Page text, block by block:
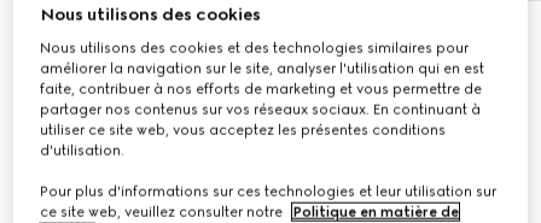
Montre GUCCI 25H, 38 mm
CHF 1,700
Nous utilisons des cookies
Nous utilisons des cookies et des technologies similaires pour
améliorer la navigation sur le site, analyser l'utilisation qui en est
faite, contribuer à nos efforts de marketing et vous permettre de
partager nos contenus sur vos réseaux sociaux. En continuant à
utiliser ce site web, vous acceptez les présentes conditions
d'utilisation.
Pour plus d'informations sur ces technologies et leur utilisation sur
ce site web, veuillez consulter notre
Politique en matière de